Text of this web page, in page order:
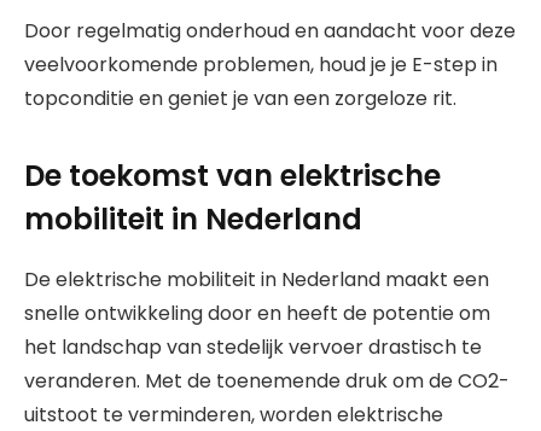
Door regelmatig onderhoud en aandacht voor deze
veelvoorkomende problemen, houd je je E-step in
topconditie en geniet je van een zorgeloze rit.
De toekomst van elektrische
mobiliteit in Nederland
De elektrische mobiliteit in Nederland maakt een
snelle ontwikkeling door en heeft de potentie om
het landschap van stedelijk vervoer drastisch te
veranderen. Met de toenemende druk om de CO2-
uitstoot te verminderen, worden elektrische